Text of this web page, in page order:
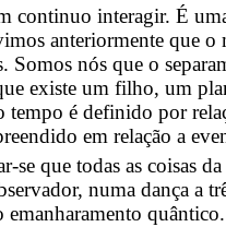
continuo interagir. É
anteriormente que
Somos nós que o
existe um filho, um
tempo é definido por
em relação a
se que todas as coisas
numa dança a
emanharamento